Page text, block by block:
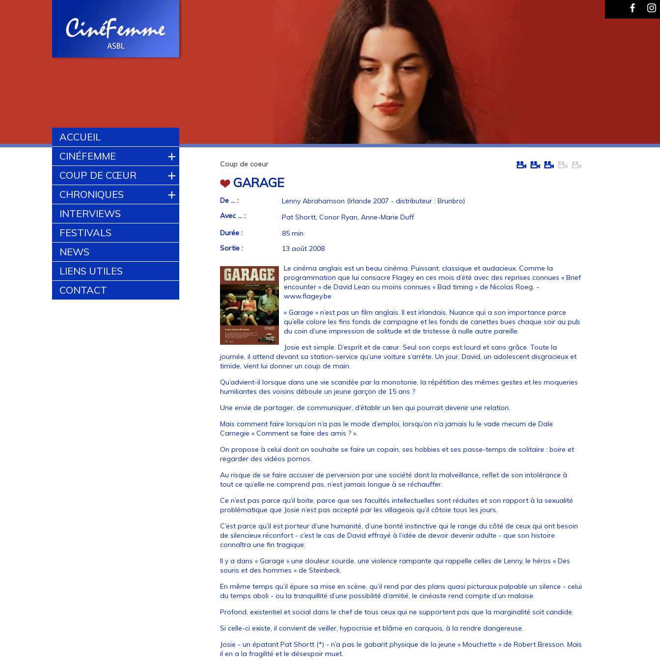
ACCUEIL
CINÉFEMME
+
COUP DE CŒUR +
CHRONIQUES +
INTERVIEWS
FESTIVALS
NEWS
LIENS UTILES
CONTACT
Coup de coeur
GARAGE
De ... :
Lenny Abrahamson (Irlande 2007 - distributeur : Brunbro)
Avec ... :
Pat Shortt, Conor Ryan, Anne-Marie Duff
Durée :
85 min.
Sortie :
13 août 2008
Le cinéma anglais est un beau cinéma. Puissant, classique et audacieux. Comme la
programmation que lui consacre Flagey en ces mois d’été avec des reprises connues « Brief
encounter » de David Lean ou moins connues « Bad timing » de Nicolas Roeg. -
www.flagey.be
« Garage » n’est pas un film anglais. Il est irlandais. Nuance qui a son importance parce
qu’elle colore les fins fonds de campagne et les fonds de canettes bues chaque soir au pub
du coin d’une impression de solitude et de tristesse à nulle autre pareille.
Josie est simple. D’esprit et de cœur. Seul son corps est lourd et sans grâce. Toute la
journée, il attend devant sa station-service qu’une voiture s’arrête. Un jour, David, un adolescent disgracieux et
timide, vient lui donner un coup de main.
Qu’advient-il lorsque dans une vie scandée par la monotonie, la répétition des mêmes gestes et les moqueries
humiliantes des voisins déboule un jeune garçon de 15 ans ?
Une envie de partager, de communiquer, d’établir un lien qui pourrait devenir une relation.
Mais comment faire lorsqu’on n’a pas le mode d’emploi, lorsqu’on n’a jamais lu le vade mecum de Dale
Carnegie « Comment se faire des amis ? ».
On propose à celui dont on souhaite se faire un copain, ses hobbies et ses passe-temps de solitaire : boire et
regarder des vidéos pornos.
Au risque de se faire accuser de perversion par une société dont la malveillance, reflet de son intolérance à
tout ce qu’elle ne comprend pas, n’est jamais longue à se réchauffer.
Ce n’est pas parce qu’il boite, parce que ses facultés intellectuelles sont réduites et son rapport à la sexualité
problématique que Josie n’est pas accepté par les villageois qu’il côtoie tous les jours.
C’est parce qu’il est porteur d’une humanité, d’une bonté instinctive qui le range du côté de ceux qui ont besoin
de silencieux réconfort - c’est le cas de David effrayé à l’idée de devoir devenir adulte - que son histoire
connaîtra une fin tragique.
Il y a dans « Garage » une douleur sourde, une violence rampante qui rappelle celles de Lenny, le héros « Des
souris et des hommes » de Steinbeck.
En même temps qu’il épure sa mise en scène, qu’il rend par des plans quasi picturaux palpable un silence - celui
du temps aboli - ou la tranquillité d’une possibilité d’amitié, le cinéaste rend compte d’un malaise.
Profond, existentiel et social dans le chef de tous ceux qui ne supportent pas que la marginalité soit candide.
Si celle-ci existe, il convient de veiller, hypocrisie et blâme en carquois, à la rendre dangereuse.
Josie - un épatant Pat Shortt (*) - n’a pas le gabarit physique de la jeune « Mouchette » de Robert Bresson. Mais
il en a la fragilité et le désespoir muet.